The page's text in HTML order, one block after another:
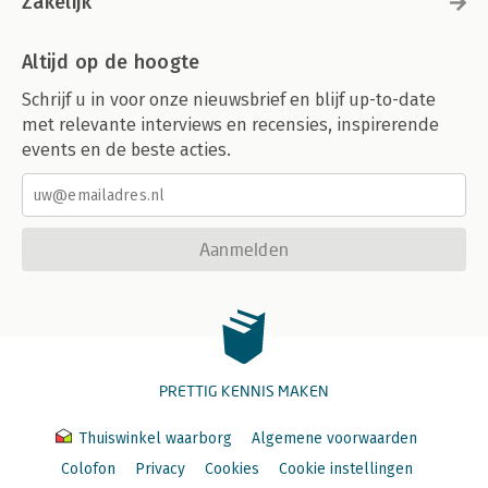
Altijd op de hoogte
Schrijf u in voor onze nieuwsbrief en blijf up-to-date
met relevante interviews en recensies, inspirerende
events en de beste acties.
Aanmelden
PRETTIG KENNIS MAKEN
Thuiswinkel waarborg
Algemene voorwaarden
Colofon
Privacy Cookies Cookie instellingen